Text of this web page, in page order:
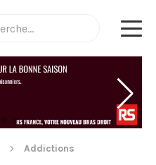
Addictions